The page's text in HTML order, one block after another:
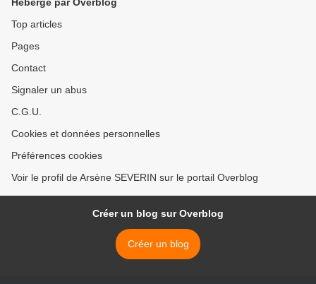
Top articles
Pages
Contact
Signaler un abus
C.G.U.
Cookies et données personnelles
Préférences cookies
Voir le profil de Arsène SEVERIN sur le portail Overblog
Créer un blog sur Overblog
Créer un blog